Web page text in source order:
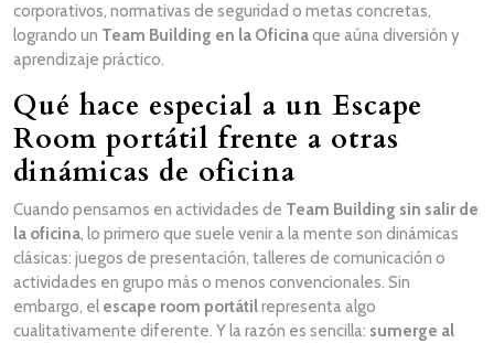
corporativos, normativas de seguridad o metas concretas,
logrando un Team Building en la Oficinaque aúna diversión y
aprendizaje práctico.
Qué hace especial a un Escape
Room portátil frente a otras
dinámicas de oficina
Cuando pensamos en actividades de Team Building sin salir de
la oficina, lo primero que suele venir a la mente son dinámicas
clásicas: juegos de presentación, talleres de comunicación o
actividades en grupo más o menos convencionales. Sin
embargo, el escape room portátilrepresenta algo
cualitativamente diferente. Y la razón es sencilla: sumerge al